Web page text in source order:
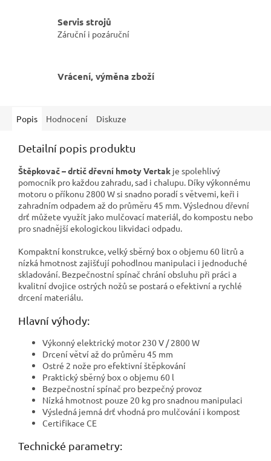
Servis strojů
Záruční i pozáruční
Vrácení, výměna zboží
Popis Hodnocení Diskuze
Detailní popis produktu
Štěpkovač – drtič dřevní hmoty Vertak je spolehlivý
pomocník pro každou zahradu, sad i chalupu. Díky výkonnému
motoru o příkonu 2800 W si snadno poradí s větvemi, keři i
zahradním odpadem až do průměru 45 mm. Výslednou dřevní
drť můžete využít jako mulčovací materiál, do kompostu nebo
pro snadnější ekologickou likvidaci odpadu.
Kompaktní konstrukce, velký sběrný box o objemu 60 litrů a
nízká hmotnost zajišťují pohodlnou manipulaci i jednoduché
skladování. Bezpečnostní spínač chrání obsluhu při práci a
kvalitní dvojice ostrých nožů se postará o efektivní a rychlé
drcení materiálu.
Hlavní výhody:
Výkonný elektrický motor 230 V / 2800 W
Drcení větví až do průměru 45 mm
Ostré 2 nože pro efektivní štěpkování
Praktický sběrný box o objemu 60 l
Bezpečnostní spínač pro bezpečný provoz
Nízká hmotnost pouze 20 kg pro snadnou manipulaci
Výsledná jemná drť vhodná pro mulčování i kompost
Certifikace CE
Technické parametry: